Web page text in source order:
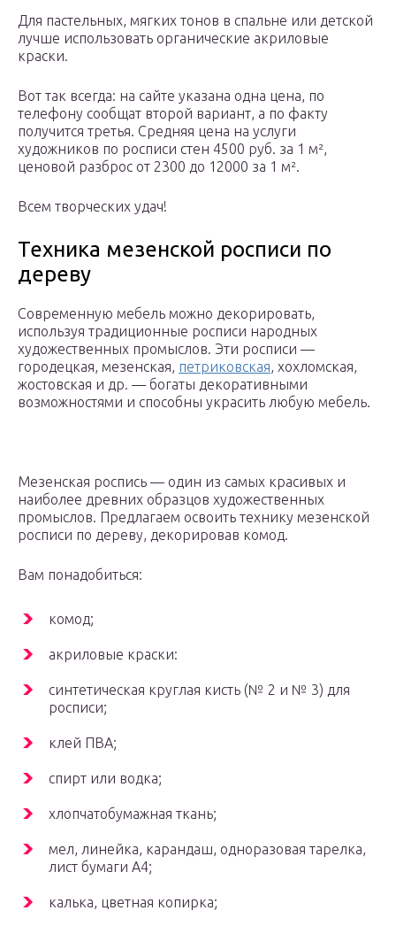
Для пастельных, мягких тонов в спальне или детской
лучше использовать органические акриловые
краски.
Вот так всегда: на сайте указана одна цена, по
телефону сообщат второй вариант, а по факту
получится третья. Средняя цена на услуги
художников по росписи стен 4500 руб. за 1 м²,
ценовой разброс от 2300 до 12000 за 1 м².
Всем творческих удач!
Техника мезенской росписи по
дереву
Современную мебель можно декорировать,
используя традиционные росписи народных
художественных промыслов. Эти росписи —
городецкая, мезенская, петриковская, хохломская,
жостовская и др. — богаты декоративными
возможностями и способны украсить любую мебель.
Мезенская роспись — один из самых красивых и
наиболее древних образцов художественных
промыслов. Предлагаем освоить технику мезенской
росписи по дереву, декорировав комод.
Вам понадобиться:
комод;
акриловые краски:
синтетическая круглая кисть (№ 2 и № 3) для
росписи;
клей ПВА;
спирт или водка;
хлопчатобумажная ткань;
мел, линейка, карандаш, одноразовая тарелка,
лист бумаги А4;
калька, цветная копирка;